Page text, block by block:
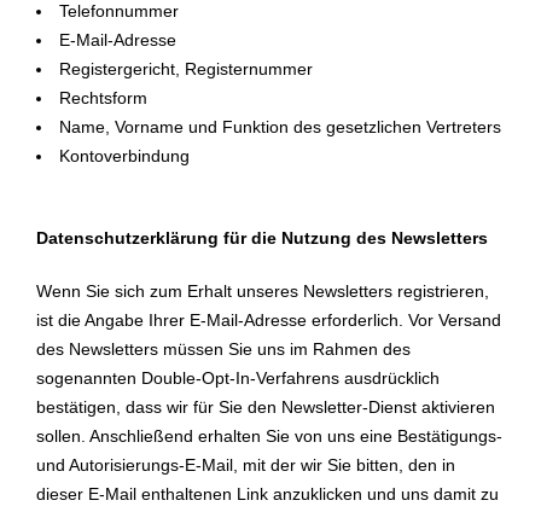
Telefonnummer
E-Mail-Adresse
Registergericht, Registernummer
Rechtsform
Name, Vorname und Funktion des gesetzlichen Vertreters
Kontoverbindung
Datenschutzerklärung für die Nutzung des Newsletters
Wenn Sie sich zum Erhalt unseres Newsletters registrieren,
ist die Angabe Ihrer E-Mail-Adresse erforderlich. Vor Versand
des Newsletters müssen Sie uns im Rahmen des
sogenannten Double-Opt-In-Verfahrens ausdrücklich
bestätigen, dass wir für Sie den Newsletter-Dienst aktivieren
sollen. Anschließend erhalten Sie von uns eine Bestätigungs-
und Autorisierungs-E-Mail, mit der wir Sie bitten, den in
dieser E-Mail enthaltenen Link anzuklicken und uns damit zu